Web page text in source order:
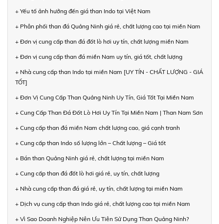
+ Yếu tố ảnh hưởng đến giá than Indo tại Việt Nam
+ Phân phối than đá Quảng Ninh giá rẻ, chất lượng cao tại miền Nam
+ Đơn vị cung cấp than đá đốt lò hơi uy tín, chất lượng miền Nam
+ Đơn vị cung cấp than đá miền Nam uy tín, giá tốt, chất lượng
+ Nhà cung cấp than Indo tại miền Nam [UY TÍN - CHẤT LƯỢNG - GIÁ
TỐT]
+ Đơn Vị Cung Cấp Than Quảng Ninh Uy Tín, Giá Tốt Tại Miền Nam
+ Cung Cấp Than Đá Đốt Lò Hơi Uy Tín Tại Miền Nam | Than Nam Sơn
+ Cung cấp than đá miền Nam chất lượng cao, giá cạnh tranh
+ Cung cấp than Indo số lượng lớn – Chất lượng – Giá tốt
+ Bán than Quảng Ninh giá rẻ, chất lượng tại miền Nam
+ Cung cấp than đá đốt lò hơi giá rẻ, uy tín, chất lượng
+ Nhà cung cấp than đá giá rẻ, uy tín, chất lượng tại miền Nam
+ Dịch vụ cung cấp than Indo giá rẻ, chất lượng cao tại miền Nam
+ Vì Sao Doanh Nghiệp Nên Ưu Tiên Sử Dụng Than Quảng Ninh?